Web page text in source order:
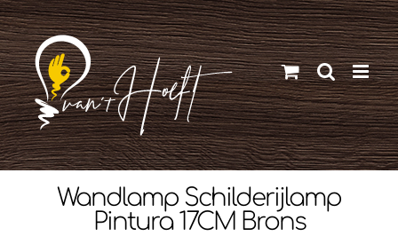
Ga
naar
inhoud
Wandlamp Schilderijlamp
Pintura 17CM Brons